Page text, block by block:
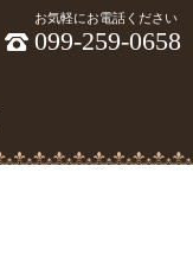
お気軽にお電話ください
099-259-0658